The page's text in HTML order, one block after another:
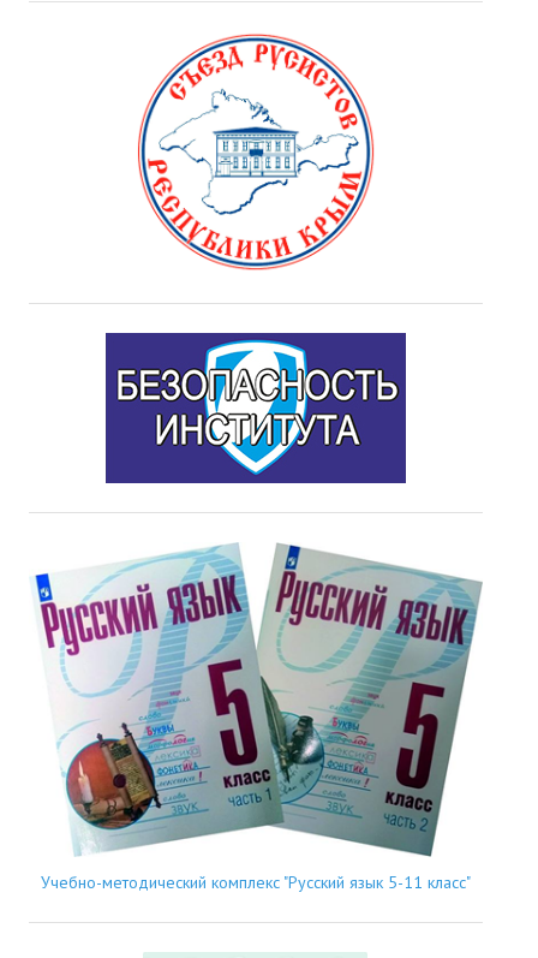
Учебно-методический комплекс "Русский язык 5-11 класс"